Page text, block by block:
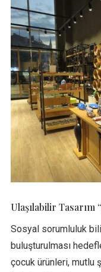
Ulaşılabilir Tasarım
Sosyal sorumluluk
buluşturulması
çocuk ürünleri, mutlu